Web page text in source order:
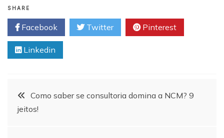
SHARE
Facebook Twitter Pinterest
Linkedin
Navegação
Como saber se consultoria domina a NCM? 9
jeitos!